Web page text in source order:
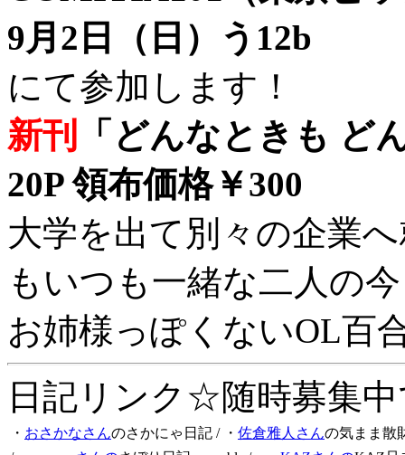
9月2日（日）う12b
にて参加します！
新刊
「どんなときも ど
20P 領布価格￥300
大学を出て別々の企業
もいつも一緒な二人の
お姉様っぽくないOL百
日記リンク☆随時募集
・ おさかなさんのさかにゃ日記 / ・ 佐倉雅人さんの気まま散